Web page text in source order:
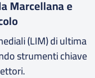
Marcellana e
(LIM) di ultima
strumenti chiave